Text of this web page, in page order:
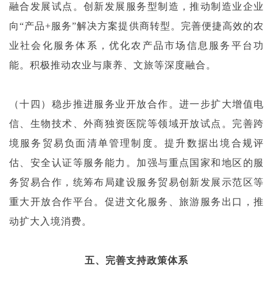
融合发展试点。创新发展服务型制造，推动制造业企业
向“产品+服务”解决方案提供商转型。完善便捷高效的农
业社会化服务体系，优化农产品市场信息服务平台功
能。积极推动农业与康养、文旅等深度融合。
（十四）稳步推进服务业开放合作。进一步扩大增值电
信、生物技术、外商独资医院等领域开放试点。完善跨
境服务贸易负面清单管理制度。提升数据出境合规评
估、安全认证等服务能力。加强与重点国家和地区的服
务贸易合作，统筹布局建设服务贸易创新发展示范区等
重大开放合作平台。促进文化服务、旅游服务出口，推
动扩大入境消费。
五、完善支持政策体系